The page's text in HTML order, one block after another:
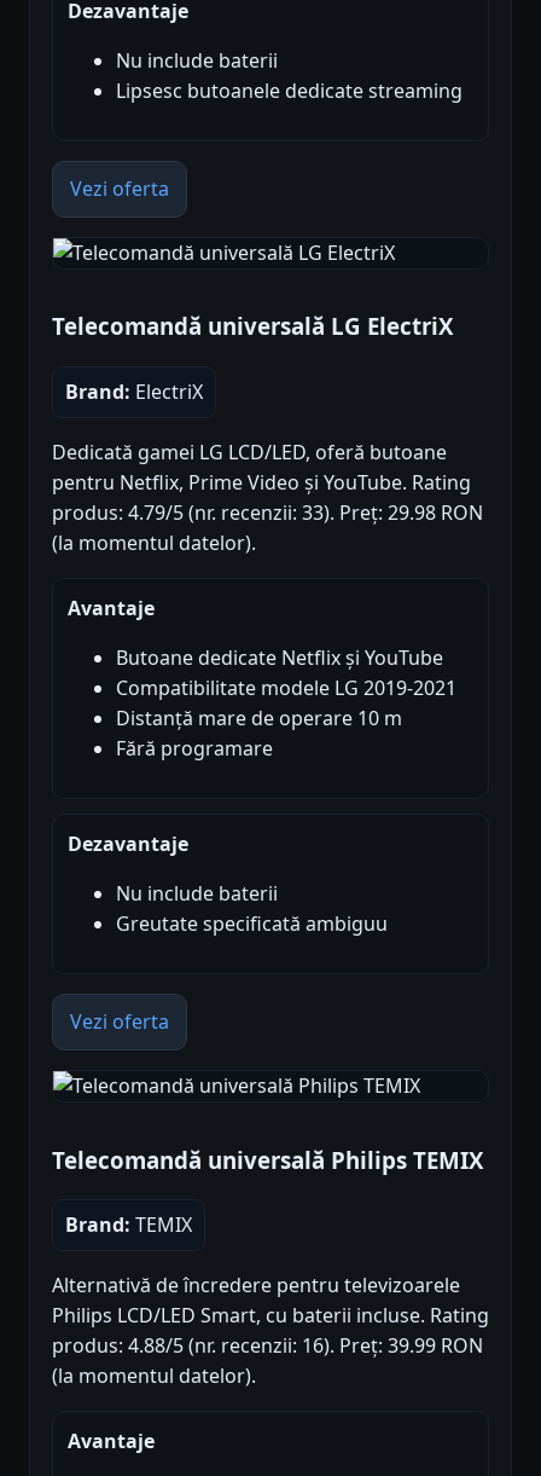
Dezavantaje
Nu include baterii
Lipsesc butoanele dedicate streaming
Vezi oferta
Telecomandă universală LG ElectriX
Brand: ElectriX
Dedicată gamei LG LCD/LED, oferă butoane
pentru Netflix, Prime Video și YouTube. Rating
produs: 4.79/5 (nr. recenzii: 33). Preț: 29.98 RON
(la momentul datelor).
Avantaje
Butoane dedicate Netflix și YouTube
Compatibilitate modele LG 2019-2021
Distanță mare de operare 10 m
Fără programare
Dezavantaje
Nu include baterii
Greutate specificată ambiguu
Vezi oferta
Telecomandă universală Philips TEMIX
Brand: TEMIX
Alternativă de încredere pentru televizoarele
Philips LCD/LED Smart, cu baterii incluse. Rating
produs: 4.88/5 (nr. recenzii: 16). Preț: 39.99 RON
(la momentul datelor).
Avantaje